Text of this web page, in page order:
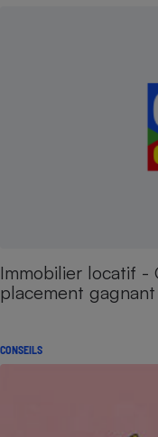
Immobilier locatif -
placement gagnant
CONSEILS